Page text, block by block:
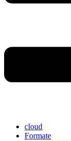
cloud
Formate